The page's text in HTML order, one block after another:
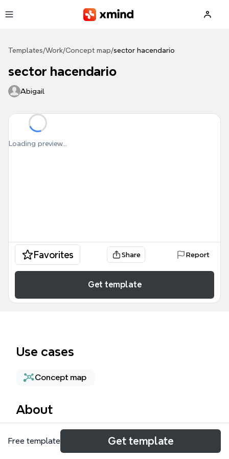
Templates/Work/Concept map/sector hacendario
sector hacendario
Abigail
Loading preview...
Favorites Share Report
Get template
Use cases
Concept map
About
Este sector hacendario mind map ofrece un análisis
exhaustivo de las 22 instituciones clave que
Free template Get template